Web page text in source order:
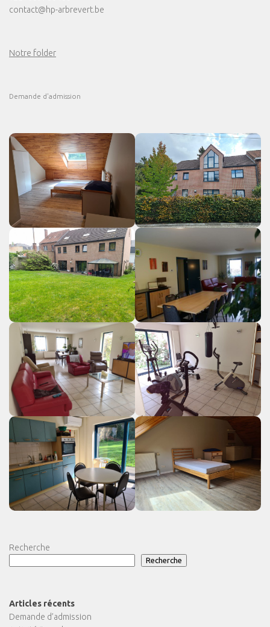
contact@hp-arbrevert.be
Notre folder
Demande d'admission
Recherche
Recherche
Articles récents
Demande d’admission